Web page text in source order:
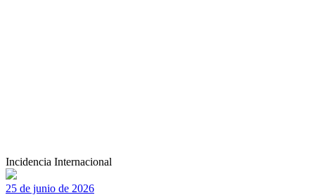
Incidencia Internacional
25 de junio de 2026